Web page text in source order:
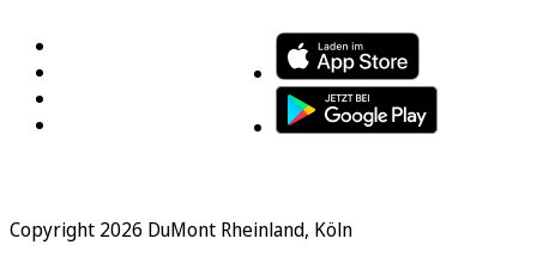
Copyright 2026 DuMont Rheinland, Köln